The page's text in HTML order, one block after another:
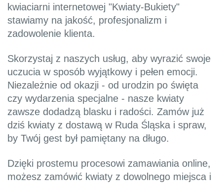
kwiaciarni internetowej "Kwiaty-Bukiety"
stawiamy na jakość, profesjonalizm i
zadowolenie klienta.
Skorzystaj z naszych usług, aby wyrazić swoje
uczucia w sposób wyjątkowy i pełen emocji.
Niezależnie od okazji - od urodzin po święta
czy wydarzenia specjalne - nasze kwiaty
zawsze dodadzą blasku i radości. Zamów już
dziś kwiaty z dostawą w Ruda Śląska i spraw,
by Twój gest był pamiętany na długo.
Dzięki prostemu procesowi zamawiania online,
możesz zamówić kwiaty z dowolnego miejsca i